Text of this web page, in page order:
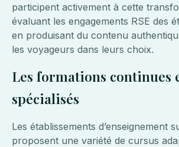
participent activement à cette
évaluant les engagements RSE des
en produisant du contenu
les voyageurs dans leurs choix.
Les formations continues
spécialisés
Les établissements d’enseignement
proposent une variété de cursus